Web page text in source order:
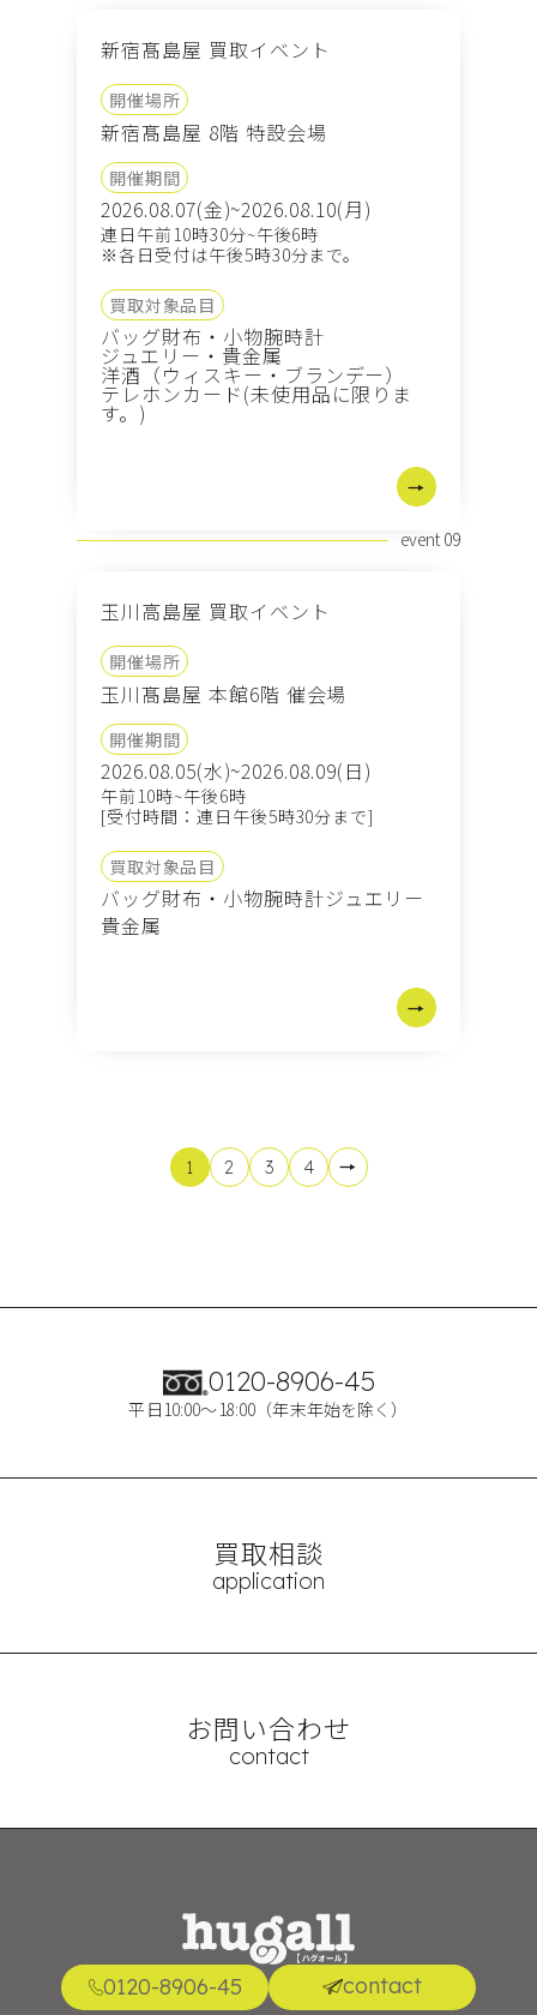
新宿髙島屋 買取イベント
開催場所
新宿髙島屋 8階 特設会場
開催期間
2026.08.07(金)~2026.08.10(月)
連日午前10時30分~午後6時
※各日受付は午後5時30分まで。
買取対象品目
バッグ財布・小物腕時計
ジュエリー・貴金属
洋酒（ウィスキー・ブランデー）
テレホンカード(未使用品に限りま
す。)
event 09
玉川高島屋 買取イベント
開催場所
玉川髙島屋 本館6階 催会場
開催期間
2026.08.05(水)~2026.08.09(日)
午前10時~午後6時
[受付時間：連日午後5時30分まで]
買取対象品目
バッグ財布・小物腕時計ジュエリー
貴金属
1 2 3 4
0120-8906-45
平日10:00～18:00（年末年始を除く）
買取相談
application
お問い合わせ
contact
0120-8906-45 contact